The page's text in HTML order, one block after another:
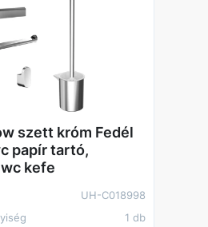
szett króm Fedél
papír tartó,
kefe
UH-C018998
1 db